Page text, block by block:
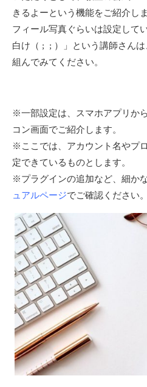
きるよーという機能をご紹介し
フィール写真ぐらいは設定して
白け（ ; ; ）」という講師さん
組んでみてください。
※一部設定は、スマホアプリか
コン画面でご紹介します。
※ここでは、アカウント名やプ
定できているものとします。
※プラグインの追加など、細かな
ュアルページでご確認ください。